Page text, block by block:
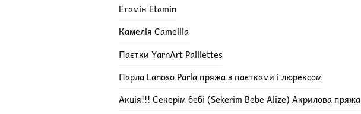
Етамін Etamin
Камелія Camellia
Паєтки YarnArt Paillettes
Парла Lanoso Parla пряжа з паєтками і люрексом
Акція!!! Секерім бебі (Sekerim Bebe Alize) Акрилова пряжа